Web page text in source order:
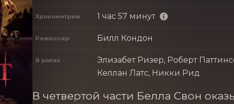
Хронометраж 1 час 57 минут
Режиссер Билл Кондон
В ролях
Элизабет Ризер, Роберт
Келлан Латс, Никки Рид
В четвертой части Белла Свон